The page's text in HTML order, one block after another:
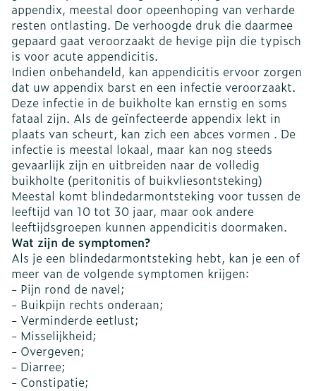
appendix, meestal door opeenhoping van verharde
resten ontlasting. De verhoogde druk die daarmee
gepaard gaat veroorzaakt de hevige pijn die typisch
is voor acute appendicitis.
Indien onbehandeld, kan appendicitis ervoor zorgen
dat uw appendix barst en een infectie veroorzaakt.
Deze infectie in de buikholte kan ernstig en soms
fataal zijn. Als de geïnfecteerde appendix lekt in
plaats van scheurt, kan zich een abces vormen . De
infectie is meestal lokaal, maar kan nog steeds
gevaarlijk zijn en uitbreiden naar de volledig
buikholte (peritonitis of buikvliesontsteking)
Meestal komt blindedarmontsteking voor tussen de
leeftijd van 10 tot 30 jaar, maar ook andere
leeftijdsgroepen kunnen appendicitis doormaken.
Wat zijn de symptomen?
Als je een blindedarmontsteking hebt, kan je een of
meer van de volgende symptomen krijgen:
- Pijn rond de navel;
- Buikpijn rechts onderaan;
- Verminderde eetlust;
- Misselijkheid;
- Overgeven;
- Diarree;
- Constipatie;